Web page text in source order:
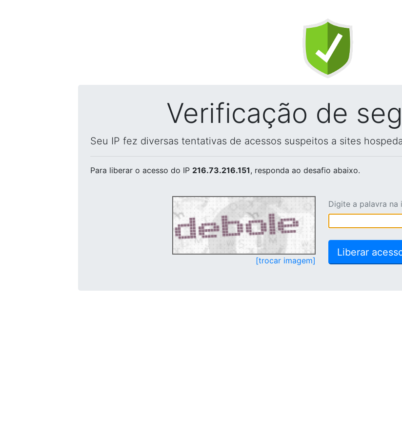
Verificação de
Seu IP fez diversas tentativas de acessos suspeitos a sites
Para liberar o acesso do IP 216.73.216.151, responda ao desafio abaixo.
[trocar imagem]
Digite a palavra na